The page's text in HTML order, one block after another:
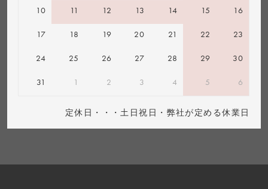
10 11 12 13 14 15 16
17 18 19 20 21 22 23
24 25 26 27 28 29 30
31 1 2 3 4 5 6
定休日・・・土日祝日・弊社が定める休業日